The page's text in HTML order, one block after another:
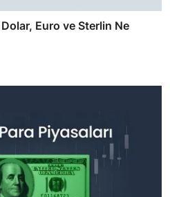
Euro ve Sterlin Ne